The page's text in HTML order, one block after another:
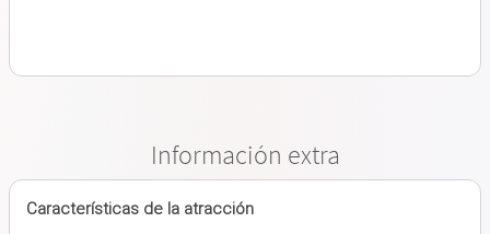
Información extra
Características de la atracción